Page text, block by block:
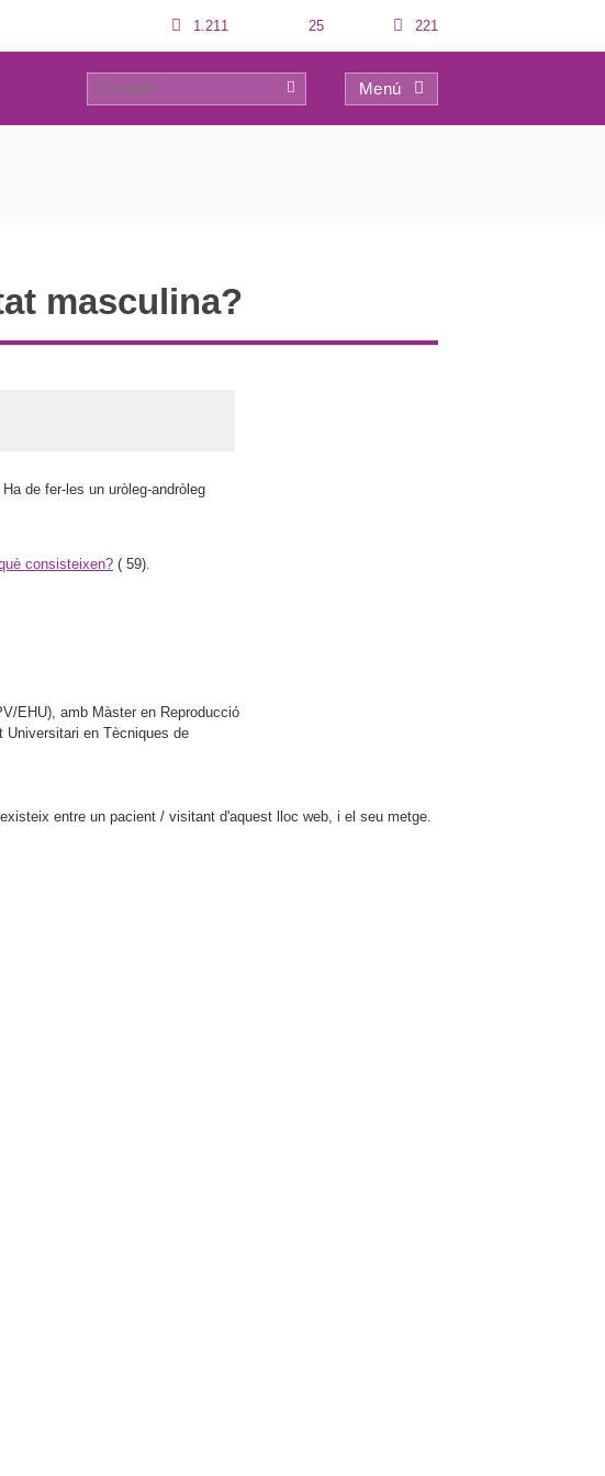
1.211 25 221
Menú
2 0
masculina?
de fer-les un uròleg-andròleg
consisteixen? ( 59).
EHU), amb Màster en Reproducció
Universitari en Tècniques de
entre un pacient / visitant d'aquest lloc web, i el seu metge.